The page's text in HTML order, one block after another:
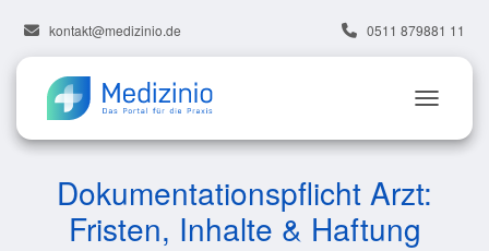
kontakt@medizinio.de 0511 879881 11
Dokumentationspflicht Arzt:
Fristen, Inhalte & Haftung